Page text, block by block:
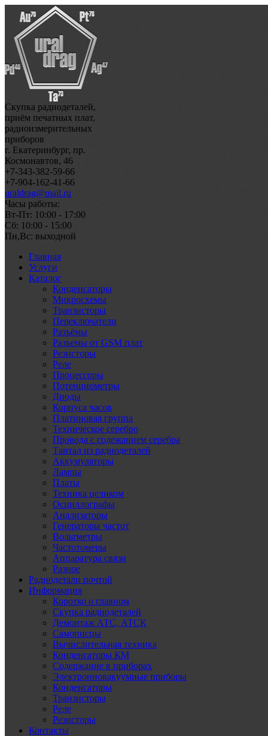
Скупка радиодеталей,
приём печатных плат,
радиоизмерительных
приборов
г. Екатеринбург, пр.
Космонавтов, 46
+7-343-382-59-66
+7-904-162-41-66
uraldrag@mail.ru
Часы работы:
Вт-Пт: 10:00 - 17:00
Сб: 10:00 - 15:00
Пн,Вс: выходной
Главная
Услуги
Каталог
Конденсаторы
Микросхемы
Транзисторы
Переключатели
Разъёмы
Разъемы от GSM плат
Резисторы
Реле
Процессоры
Потенциометры
Диоды
Корпуса часов
Платиновая группа
Техническое серебро
Провода с содежанием серебра
Тантал из радиодеталей
Аккумуляторы
Лампы
Платы
Техника целиком
Осциллографы
Анализаторы
Генераторы частот
Вольтметры
Частотомеры
Аппаратура связи
Разное
Радиодетали почтой
Информация
Коротко о главном
Скупка радиодеталей
Демонтаж АТС, АТСК
Самописцы
Вычислительная техника
Конденсаторы КМ
Содержание в приборах
Электронновакуумные приборы
Конденсаторы
Транзисторы
Реле
Резисторы
Контакты